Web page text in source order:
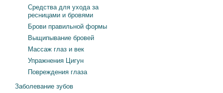
Средства для ухода за
ресницами и бровями
Брови правильной формы
Выщипывание бровей
Массаж глаз и век
Упражнения Цигун
Повреждения глаза
Заболевание зубов